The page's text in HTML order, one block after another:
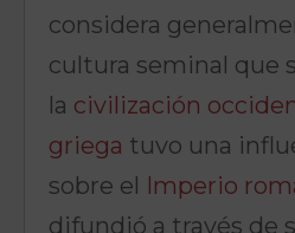
considera
cultura seminal que
la civilización
griega tuvo una
sobre el Imperio
difundió a través de